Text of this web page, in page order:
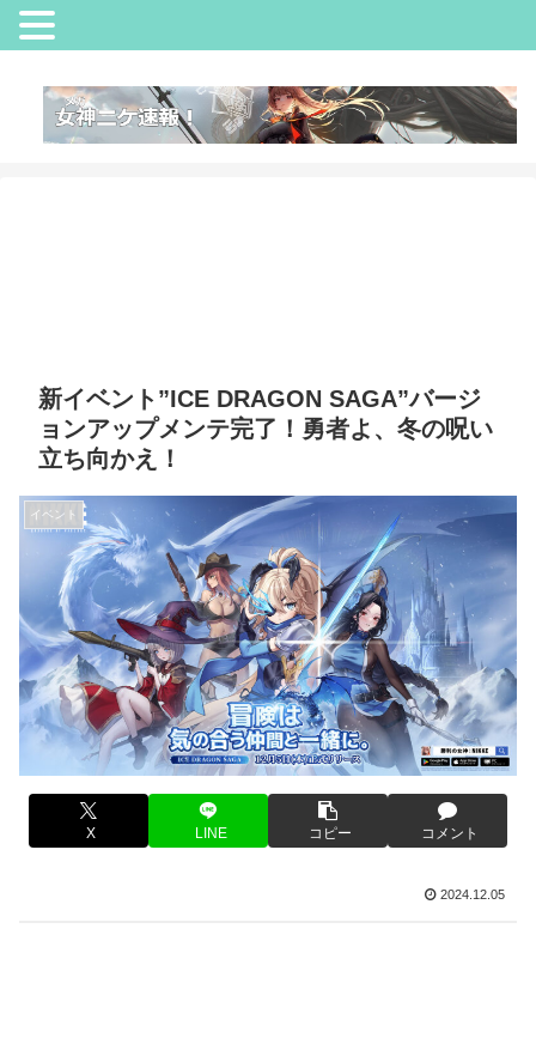
新イベント”ICE DRAGON SAGA”バージ
ョンアップメンテ完了！勇者よ、冬の呪い
立ち向かえ！
イベント
X LINE コピー コメント
2024.12.05